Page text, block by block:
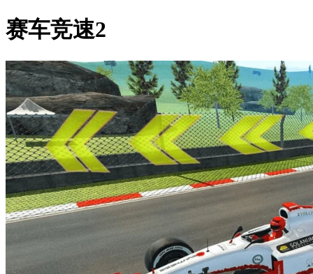
赛车竞速2